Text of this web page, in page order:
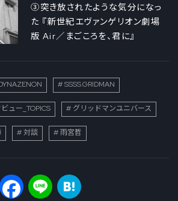
③突き放されたような気分になっ
た 『新世紀エヴァンゲリオン劇場
版 Air／まごころを、君に』
SSSS.GRIDMAN
ュー_TOPICS グリッドマンユニバース
対談 雨宮哲
Twitter Facebook
Line